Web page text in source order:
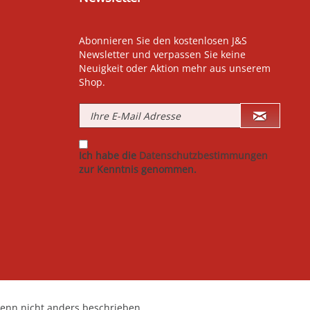
Abonnieren Sie den kostenlosen J&S
Newsletter und verpassen Sie keine
Neuigkeit oder Aktion mehr aus unserem
Shop.
Ich habe die Datenschutzbestimmungen
zur Kenntnis genommen.